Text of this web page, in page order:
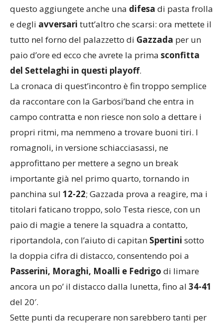
questo aggiungete anche una difesa di pasta frolla
e degli avversari tutt’altro che scarsi: ora mettete il
tutto nel forno del palazzetto di Gazzada per un
paio d’ore ed ecco che avrete la prima sconfitta
del Settelaghi in questi playoff.
La cronaca di quest’incontro è fin troppo semplice
da raccontare con la Garbosi’band che entra in
campo contratta e non riesce non solo a dettare i
propri ritmi, ma nemmeno a trovare buoni tiri. I
romagnoli, in versione schiacciasassi, ne
approfittano per mettere a segno un break
importante già nel primo quarto, tornando in
panchina sul 12-22; Gazzada prova a reagire, ma i
titolari faticano troppo, solo Testa riesce, con un
paio di magie a tenere la squadra a contatto,
riportandola, con l’aiuto di capitan Spertini sotto
la doppia cifra di distacco, consentendo poi a
Passerini, Moraghi, Moalli e Fedrigo di limare
ancora un po’ il distacco dalla lunetta, fino al 34-41
del 20′.
Sette punti da recuperare non sarebbero tanti per